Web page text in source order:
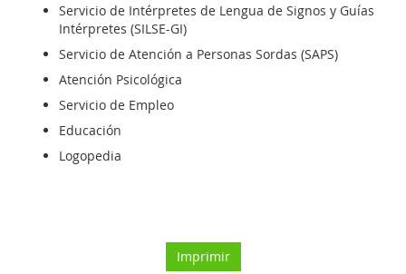
Servicio de Intérpretes de Lengua de Signos y Guías
Intérpretes (SILSE-GI)
Servicio de Atención a Personas Sordas (SAPS)
Atención Psicológica
Servicio de Empleo
Educación
Logopedia
Imprimir